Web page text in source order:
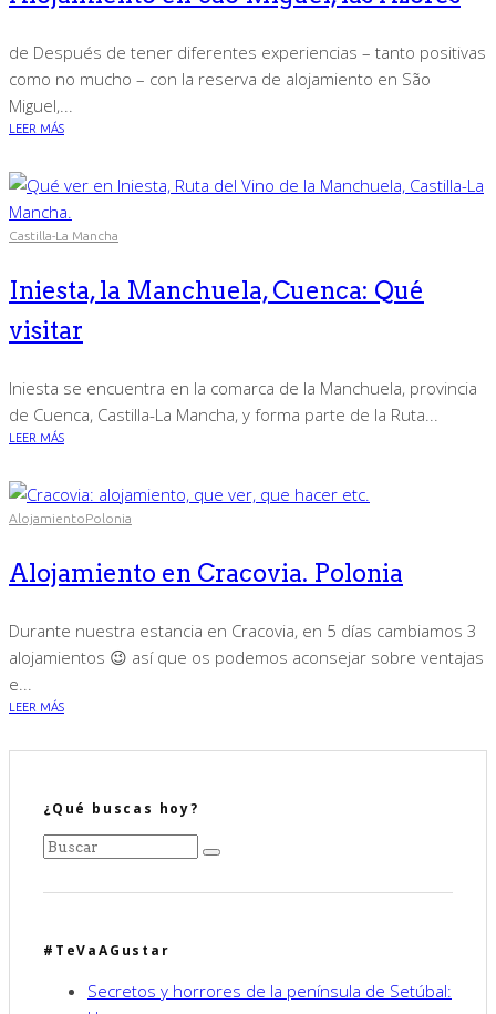
de Después de tener diferentes experiencias – tanto positivas
como no mucho – con la reserva de alojamiento en São
Miguel,...
LEER MÁS
Castilla-La Mancha
Iniesta, la Manchuela, Cuenca: Qué
visitar
Iniesta se encuentra en la comarca de la Manchuela, provincia
de Cuenca, Castilla-La Mancha, y forma parte de la Ruta...
LEER MÁS
AlojamientoPolonia
Alojamiento en Cracovia. Polonia
Durante nuestra estancia en Cracovia, en 5 días cambiamos 3
alojamientos 😉 así que os podemos aconsejar sobre ventajas
e...
LEER MÁS
¿Qué buscas hoy?
#TeVaAGustar
Secretos y horrores de la península de Setúbal: